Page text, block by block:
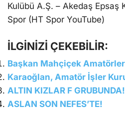
Kulübü A.Ş. – Akedaş Epsaş
Spor (HT Spor YouTube)
İLGİNİZİ ÇEKEBİLİR:
Başkan Mahçiçek
Karaoğlan, Amatör İşler
ALTIN KIZLAR F GRUBUNDA!
ASLAN SON NEFES’TE!